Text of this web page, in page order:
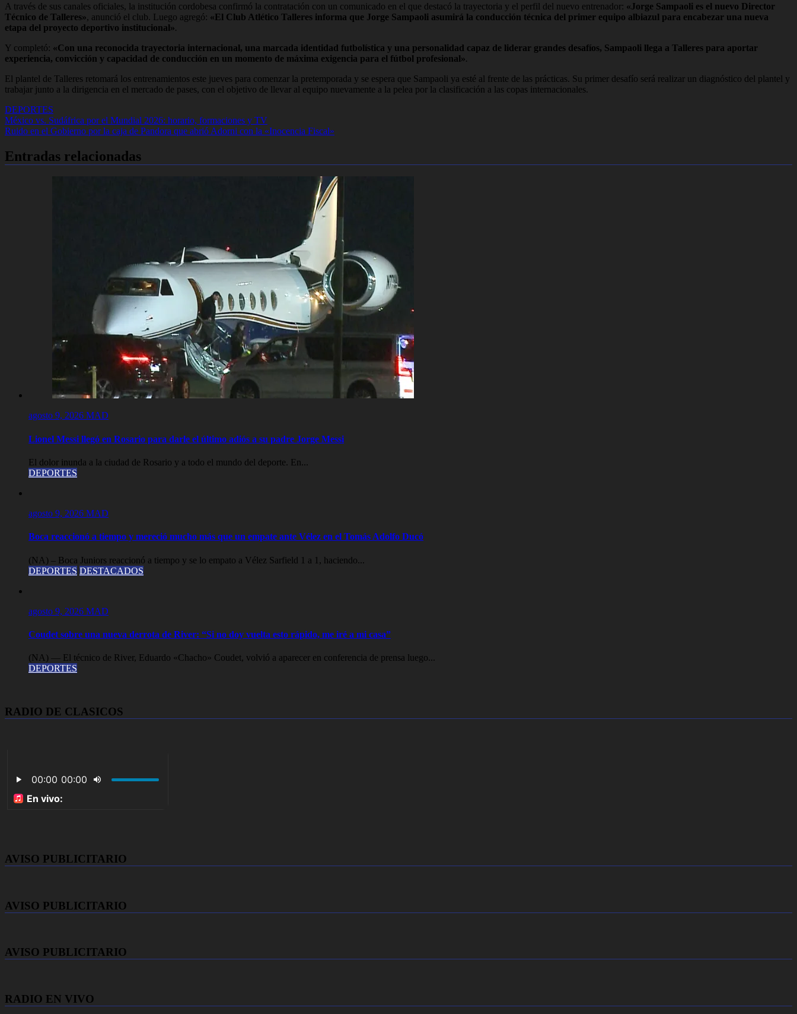
A través de sus canales oficiales, la institución cordobesa confirmó la contratación con un comunicado en el que destacó la trayectoria y el perfil del nuevo entrenador: «Jorge Sampaoli es el nuevo Director
Técnico de Talleres», anunció el club. Luego agregó: «El Club Atlético Talleres informa que Jorge Sampaoli asumirá la conducción técnica del primer equipo albiazul para encabezar una nueva
etapa del proyecto deportivo institucional».
Y completó: «Con una reconocida trayectoria internacional, una marcada identidad futbolística y una personalidad capaz de liderar grandes desafíos, Sampaoli llega a Talleres para aportar
experiencia, convicción y capacidad de conducción en un momento de máxima exigencia para el fútbol profesional».
El plantel de Talleres retomará los entrenamientos este jueves para comenzar la pretemporada y se espera que Sampaoli ya esté al frente de las prácticas. Su primer desafío será realizar un diagnóstico del plantel y
trabajar junto a la dirigencia en el mercado de pases, con el objetivo de llevar al equipo nuevamente a la pelea por la clasificación a las copas internacionales.
DEPORTES
Navegación
de
entradas
México vs. Sudáfrica por el Mundial 2026: horario, formaciones y TV
Ruido en el Gobierno por la caja de Pandora que abrió Adorni con la «Inocencia Fiscal»
Entradas relacionadas
agosto 9, 2026 MAD
Lionel Messi llegó en Rosario para darle el último adiós a su padre Jorge Messi
El dolor inunda a la ciudad de Rosario y a todo el mundo del deporte. En...
DEPORTES
agosto 9, 2026 MAD
Boca reaccionó a tiempo y mereció mucho más que un empate ante Vélez en el Tomás Adolfo Ducó
(NA) – Boca Juniors reaccionó a tiempo y se lo empato a Vélez Sarfield 1 a 1, haciendo...
DEPORTES DESTACADOS
agosto 9, 2026 MAD
Coudet sobre una nueva derrota de River: “Si no doy vuelta esto rápido, me iré a mi casa”
(NA) — El técnico de River, Eduardo «Chacho» Coudet, volvió a aparecer en conferencia de prensa luego...
DEPORTES
RADIO DE CLASICOS
AVISO PUBLICITARIO
AVISO PUBLICITARIO
AVISO PUBLICITARIO
RADIO EN VIVO